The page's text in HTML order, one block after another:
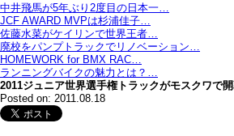
中井飛馬が5年ぶり2度目の日本一…
JCF AWARD MVPは杉浦佳子…
佐藤水菜がケイリンで世界王者…
廃校をパンプトラックでリノベーション…
HOMEWORK for BMX RAC…
ランニングバイクの魅力とは？…
2011ジュニア世界選手権トラックがモスクワで
Posted on: 2011.08.18